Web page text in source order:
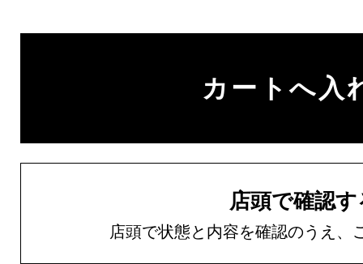
店頭で確認
店頭で状態と内容を確認のうえ、